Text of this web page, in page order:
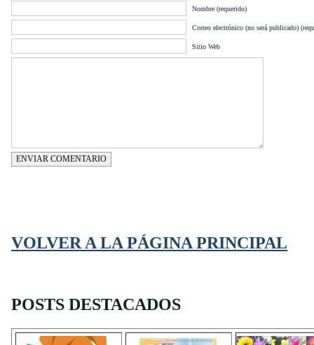
Nombre (requerido)
Correo electrónico (no será publicado)
Sitio Web
ENVIAR COMENTARIO
VOLVER A LA PÁGINA PRINCIPAL
POSTS DESTACADOS